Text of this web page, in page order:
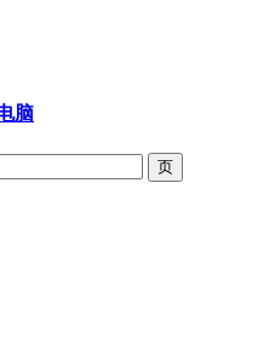
脑